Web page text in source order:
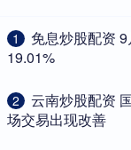
1
免息炒股配资
19.01%
2
云南炒股配资
场交易出现改善